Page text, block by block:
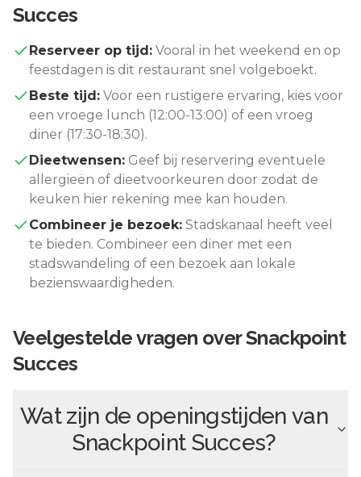
Succes
Reserveer op tijd: Vooral in het weekend en op
feestdagen is dit restaurant snel volgeboekt.
Beste tijd: Voor een rustigere ervaring, kies voor
een vroege lunch (12:00-13:00) of een vroeg
diner (17:30-18:30).
Dieetwensen: Geef bij reservering eventuele
allergieën of dieetvoorkeuren door zodat de
keuken hier rekening mee kan houden.
Combineer je bezoek: Stadskanaal
heeft veel
te bieden. Combineer een diner met een
stadswandeling of een bezoek aan lokale
bezienswaardigheden.
Veelgestelde vragen overSnackpoint
Succes
Wat zijn de openingstijden van
Snackpoint Succes?